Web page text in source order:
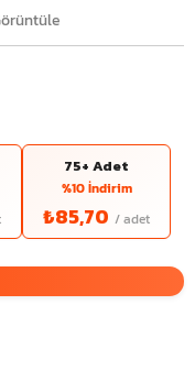
75+ Adet
%10 İndirim
₺85,70